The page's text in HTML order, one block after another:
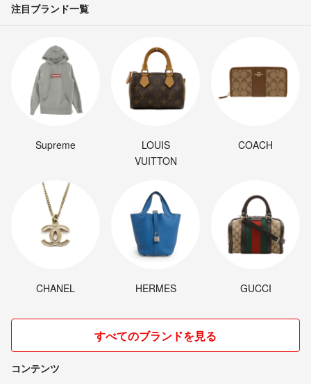
注目ブランド一覧
Supreme
LOUIS
VUITTON
COACH
CHANEL HERMES GUCCI
すべてのブランドを見る
コンテンツ